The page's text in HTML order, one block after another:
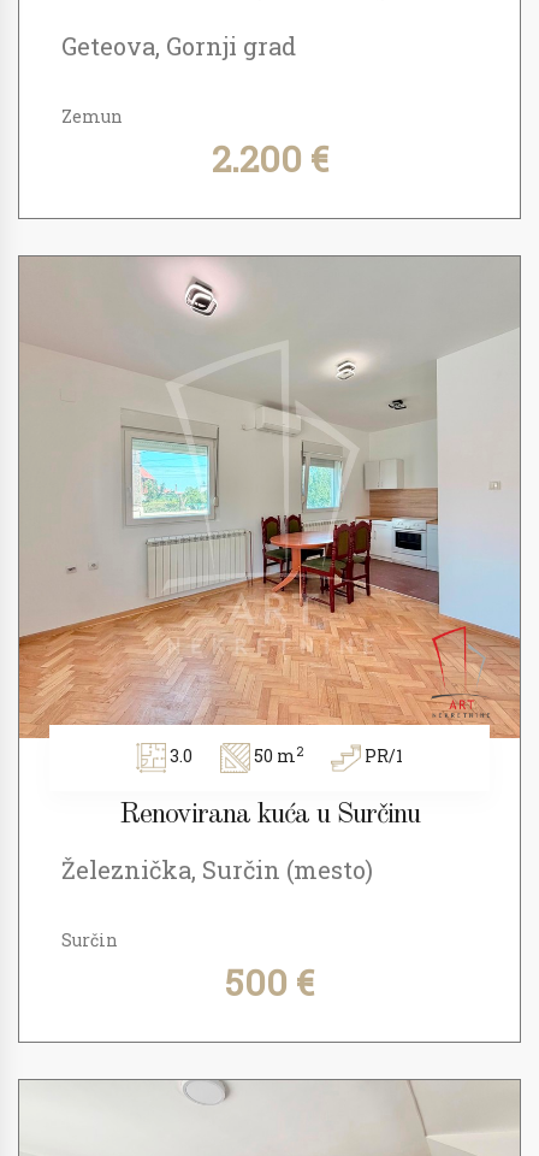
Geteova, Gornji grad
Zemun
2.200 €
3.0 50 m2 PR/1
Renovirana kuća u Surčinu
Železnička, Surčin (mesto)
Surčin
500 €